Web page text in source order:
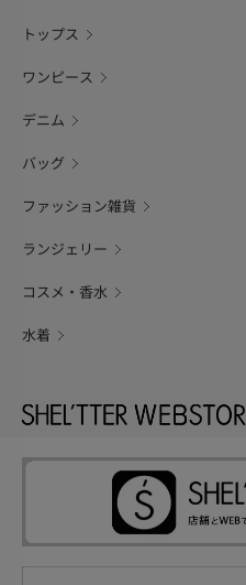
トップス
ワンピース
デニム
バッグ
ファッション雑貨
ランジェリー
コスメ・香水
水着